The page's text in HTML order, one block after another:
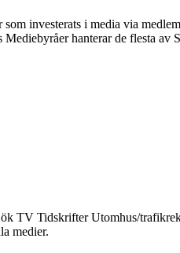
investerats i media via
hanterar de flesta av
TV Tidskrifter Utomhus/
medier.